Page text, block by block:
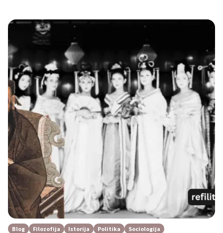
Početak ovog ciklusa nasilja se veže za
napad Hamasa na teritoriju južnog
Izraela 7. oktobra 2023. godine. Ovaj
tragičan događaj je do današnjeg dana
odnio oko 40.000 života, a […]
Blog Filozofija Istorija Politika Sociologija